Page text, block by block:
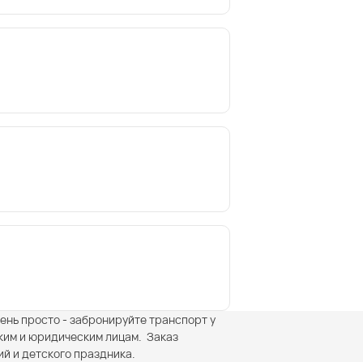
просто - забронируйте транспорт у
и юридическим лицам. Заказ
и детского праздника.